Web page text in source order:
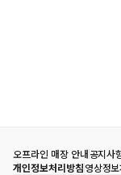
오프라인 매장 안내공지사
개인정보처리방침영상정